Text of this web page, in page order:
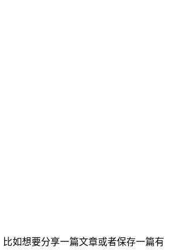
如想要分享一篇文章或者保存一篇有